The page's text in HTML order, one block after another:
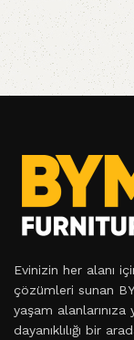
Evinizin her alanı
çözümleri sunan
yaşam
dayanıklılığı bir